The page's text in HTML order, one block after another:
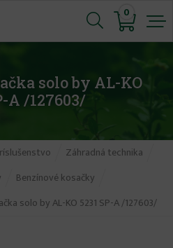
0
solo by AL-KO
A /127603/
Záhradná technika
Benzínové kosačky
solo by AL-KO 5231 SP-A /127603/